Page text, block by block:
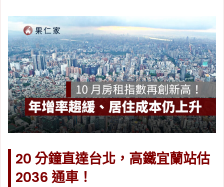
20 分鐘直達台北，高鐵宜蘭站估
2036 通車！